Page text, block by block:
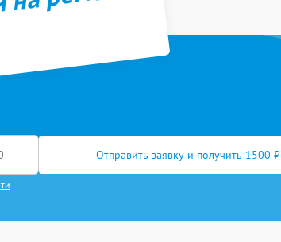
Отправить заявку и получить 1500 ₽